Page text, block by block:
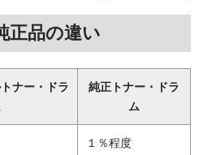
正品の違い
ナー・ドラ
純正トナー・ドラ
ム
１％程度